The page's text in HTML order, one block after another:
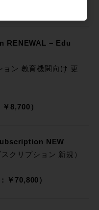
RENEWAL – Edu
ョン 教育機関向け 更
8,700）
NEW
クリプション 新規）
￥70,800）